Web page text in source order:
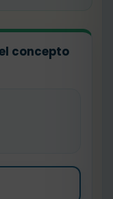
concepto